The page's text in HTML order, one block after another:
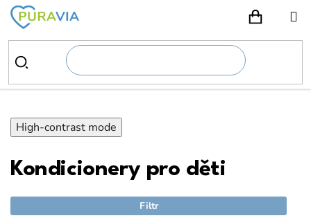
Přejít
obsah
High-contrast mode
Kondicionery pro děti
Filtr